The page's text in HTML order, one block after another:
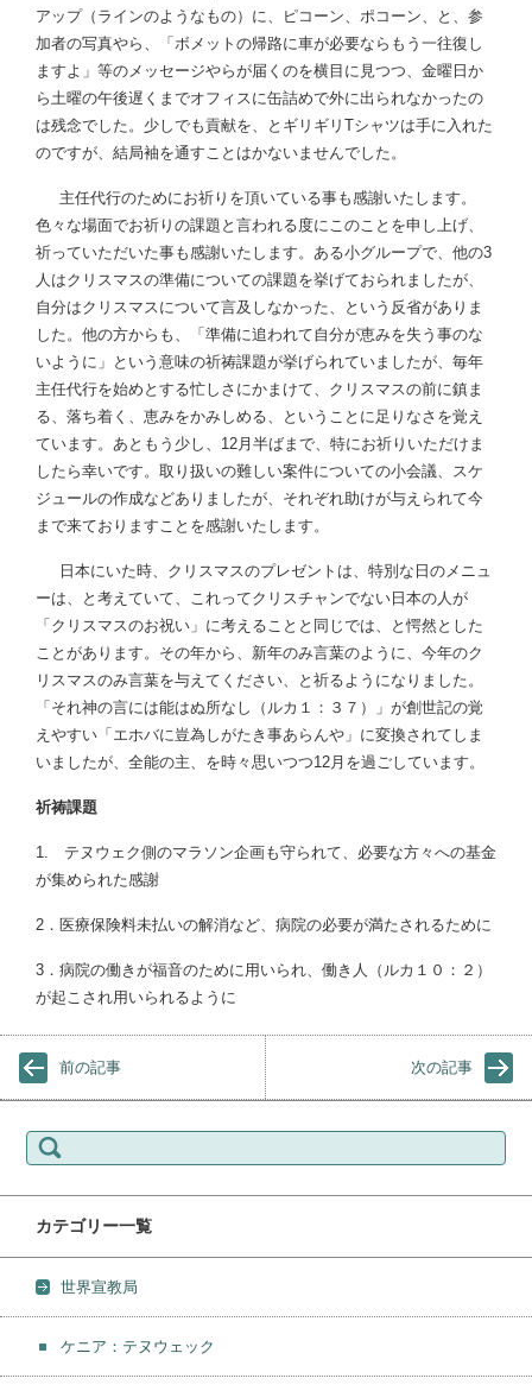
アップ（ラインのようなもの）に、ピコーン、ポコーン、と、参
加者の写真やら、「ボメットの帰路に車が必要ならもう一往復し
ますよ」等のメッセージやらが届くのを横目に見つつ、金曜日か
ら土曜の午後遅くまでオフィスに缶詰めで外に出られなかったの
は残念でした。少しでも貢献を、とギリギリTシャツは手に入れた
のですが、結局袖を通すことはかないませんでした。
主任代行のためにお祈りを頂いている事も感謝いたします。
色々な場面でお祈りの課題と言われる度にこのことを申し上げ、
祈っていただいた事も感謝いたします。ある小グループで、他の3
人はクリスマスの準備についての課題を挙げておられましたが、
自分はクリスマスについて言及しなかった、という反省がありま
した。他の方からも、「準備に追われて自分が恵みを失う事のな
いように」という意味の祈祷課題が挙げられていましたが、毎年
主任代行を始めとする忙しさにかまけて、クリスマスの前に鎮ま
る、落ち着く、恵みをかみしめる、ということに足りなさを覚え
ています。あともう少し、12月半ばまで、特にお祈りいただけま
したら幸いです。取り扱いの難しい案件についての小会議、スケ
ジュールの作成などありましたが、それぞれ助けが与えられて今
まで来ておりますことを感謝いたします。
日本にいた時、クリスマスのプレゼントは、特別な日のメニュ
ーは、と考えていて、これってクリスチャンでない日本の人が
「クリスマスのお祝い」に考えることと同じでは、と愕然とした
ことがあります。その年から、新年のみ言葉のように、今年のク
リスマスのみ言葉を与えてください、と祈るようになりました。
「それ神の言には能はぬ所なし（ルカ１：３７）」が創世記の覚
えやすい「エホバに豈為しがたき事あらんや」に変換されてしま
いましたが、全能の主、を時々思いつつ12月を過ごしています。
祈祷課題
1. テヌウェク側のマラソン企画も守られて、必要な方々への基金
が集められた感謝
2．医療保険料未払いの解消など、病院の必要が満たされるために
3．病院の働きが福音のために用いられ、働き人（ルカ１０：２）
が起こされ用いられるように
前の記事 次の記事
検索:
カテゴリー一覧
世界宣教局
ケニア：テヌウェック